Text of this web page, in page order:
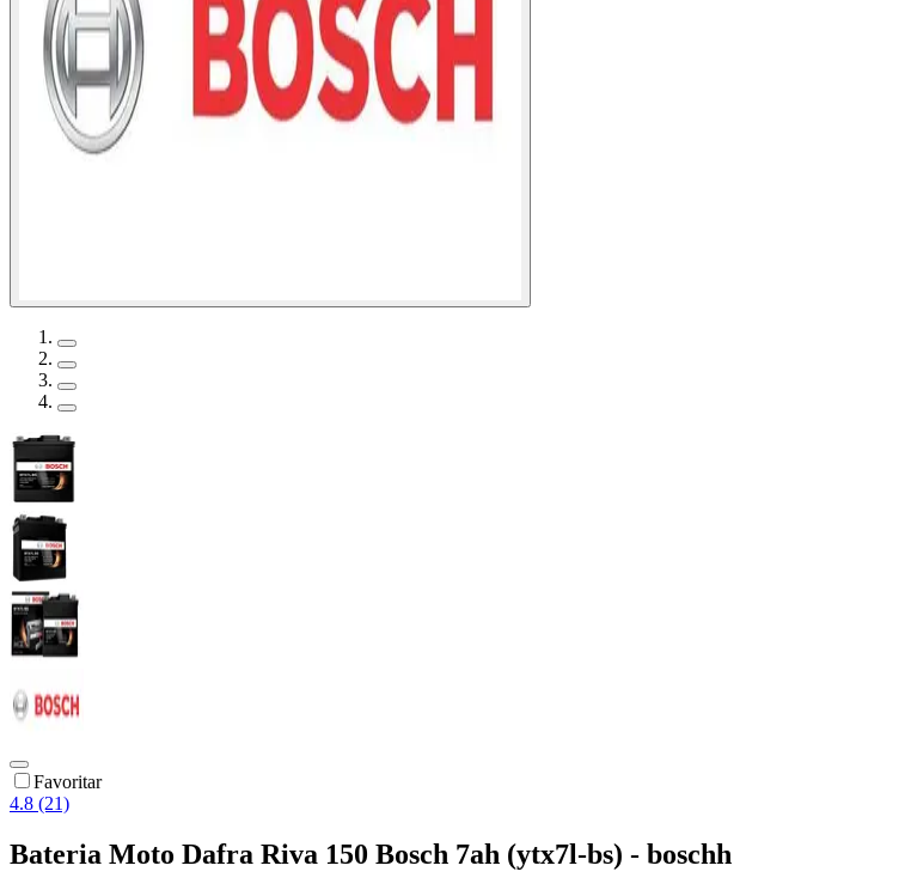
Favoritar
4.8 (21)
Bateria Moto Dafra Riva 150 Bosch 7ah (ytx7l-bs) - boschh